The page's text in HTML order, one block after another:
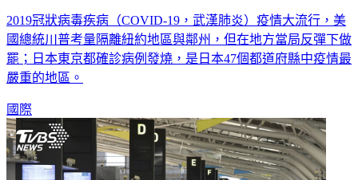
2019冠狀病毒疾病（COVID-19，武漢肺炎）疫情大流行，美
國總統川普考量隔離紐約地區與鄰州，但在地方當局反彈下做
罷；日本東京都確診病例發燒，是日本47個都道府縣中疫情最
嚴重的地區。
國際